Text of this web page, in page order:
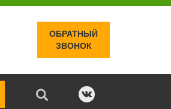
ОБРАТНЫЙ
ЗВОНОК